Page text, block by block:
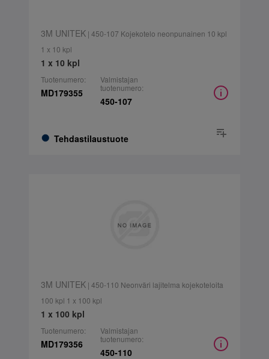
3M UNITEK| 450-107 Kojekotelo neonpunainen 10 kpl
1 x 10 kpl
1 x 10 kpl
Tuotenumero:
MD179355
Tehdastilaustuote
Valmistajan
tuotenumero:
450-107
3M UNITEK| 450-110 Neonväri lajitelma kojekoteloita
100 kpl 1 x 100 kpl
1 x 100 kpl
Tuotenumero:
MD179356
Valmistajan
tuotenumero:
450-110